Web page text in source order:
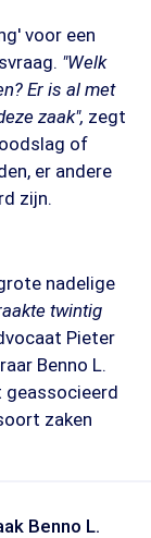
voor een
"Welk
Er is al met
zaak", zegt
of
er andere
zijn.
nadelige
twintig
Pieter
Benno L.
geassocieerd
zaken
Benno L.